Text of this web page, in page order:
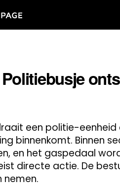
een politie-
binnenkomt. Binnen
en het gaspedaal
directe actie. De
nemen.